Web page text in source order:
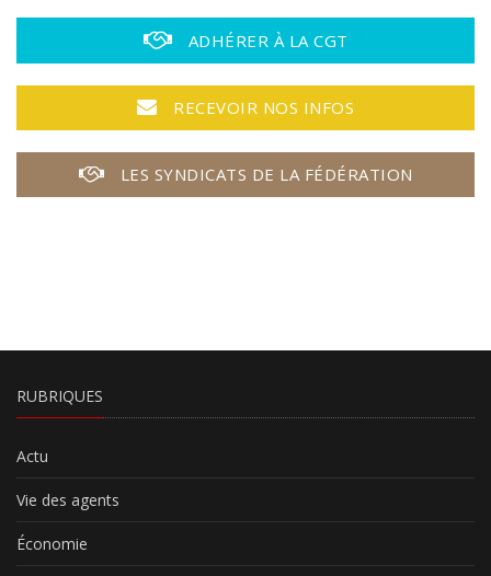
ADHÉRER À LA CGT
RECEVOIR NOS INFOS
LES SYNDICATS DE LA FÉDÉRATION
RUBRIQUES
Actu
Vie des agents
Économie